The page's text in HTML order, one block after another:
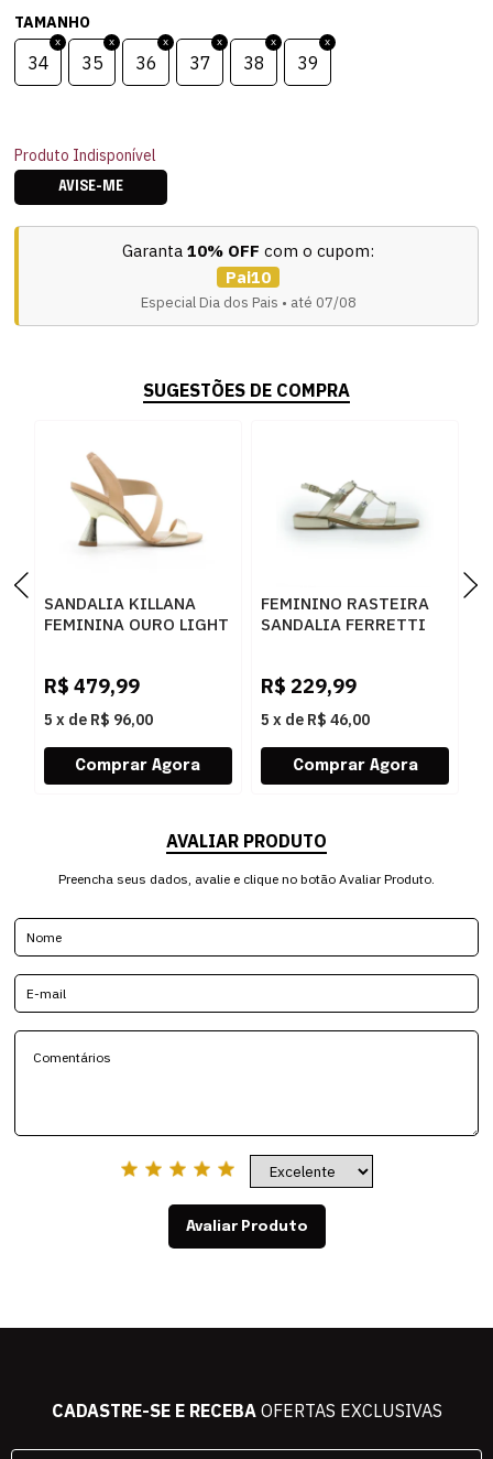
TAMANHO
34 35 36 37 38 39
Produto Indisponível
AVISE-ME
Garanta 10% OFF com o cupom:
Pai10
Especial Dia dos Pais • até 07/08
SUGESTÕES DE COMPRA
SANDALIA KILLANA
FEMININA OURO LIGHT
R$ 479,99
5 x de R$ 96,00
FEMININO RASTEIRA
SANDALIA FERRETTI
R$ 229,99
5 x de R$ 46,00
AVALIAR PRODUTO
Preencha seus dados, avalie e clique no botão Avaliar Produto.
Avaliar Produto
CADASTRE-SE E RECEBAOFERTAS EXCLUSIVAS